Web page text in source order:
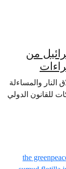
من
والمساءلة
للقانون الدولي